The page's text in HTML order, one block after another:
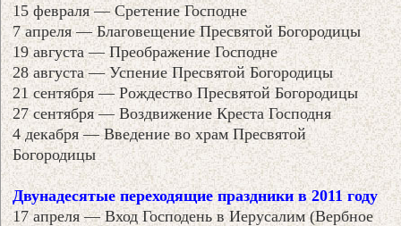
15 февраля — Сретение Господне
7 апреля — Благовещение Пресвятой Богородицы
19 августа — Преображение Господне
28 августа — Успение Пресвятой Богородицы
21 сентября — Рождество Пресвятой Богородицы
27 сентября — Воздвижение Креста Господня
4 декабря — Введение во храм Пресвятой
Богородицы
Двунадесятые переходящие праздники в 2011 году
17 апреля — Вход Господень в Иерусалим (Вербное